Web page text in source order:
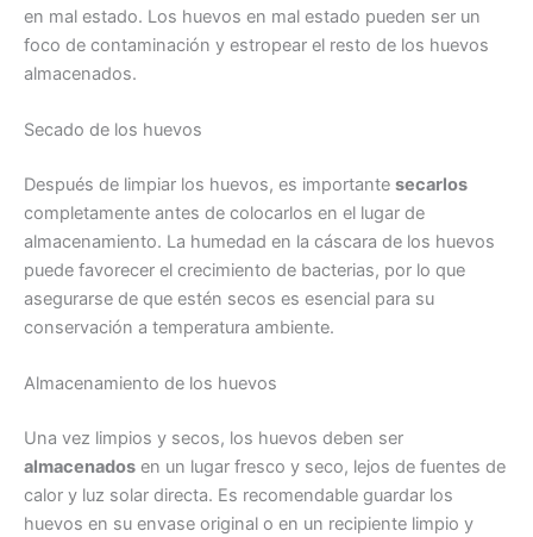
en mal estado. Los huevos en mal estado pueden ser un
foco de contaminación y estropear el resto de los huevos
almacenados.
Secado de los huevos
Después de limpiar los huevos, es importante secarlos
completamente antes de colocarlos en el lugar de
almacenamiento. La humedad en la cáscara de los huevos
puede favorecer el crecimiento de bacterias, por lo que
asegurarse de que estén secos es esencial para su
conservación a temperatura ambiente.
Almacenamiento de los huevos
Una vez limpios y secos, los huevos deben ser
almacenados en un lugar fresco y seco, lejos de fuentes de
calor y luz solar directa. Es recomendable guardar los
huevos en su envase original o en un recipiente limpio y